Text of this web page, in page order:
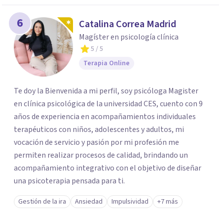
6 Catalina Correa Madrid
Magíster en psicología clínica
5 / 5
Terapia Online
Te doy la Bienvenida a mi perfil, soy psicóloga Magister
en clínica psicológica de la universidad CES, cuento con 9
años de experiencia en acompañamientos individuales
terapéuticos con niños, adolescentes y adultos, mi
vocación de servicio y pasión por mi profesión me
permiten realizar procesos de calidad, brindando un
acompañamiento integrativo con el objetivo de diseñar
una psicoterapia pensada para ti.
Gestión de la ira Ansiedad Impulsividad +7 más